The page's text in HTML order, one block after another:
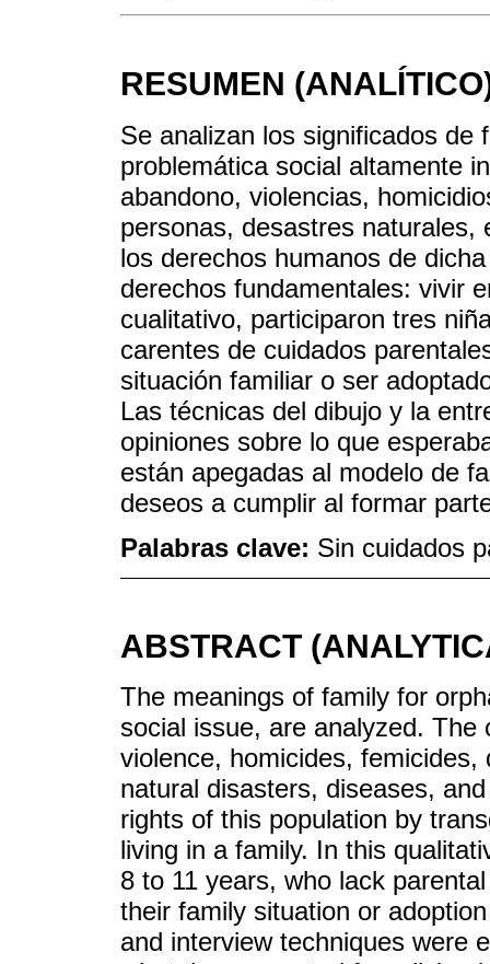
RESUMEN
Se analizan los significados de
problemática social altamente
abandono, violencias,
personas, desastres
los derechos humanos de
derechos fundamentales: vivir
cualitativo, participaron tres
carentes de cuidados
situación familiar o ser
Las técnicas del dibujo y la
opiniones sobre lo que
están apegadas al modelo de
deseos a cumplir al formar
Palabras clave: Sin cuidados
ABSTRACT
The meanings of family for
social issue, are analyzed.
violence, homicides,
natural disasters, diseases,
rights of this population by
living in a family. In this
8 to 11 years, who lack
their family situation or
and interview techniques were